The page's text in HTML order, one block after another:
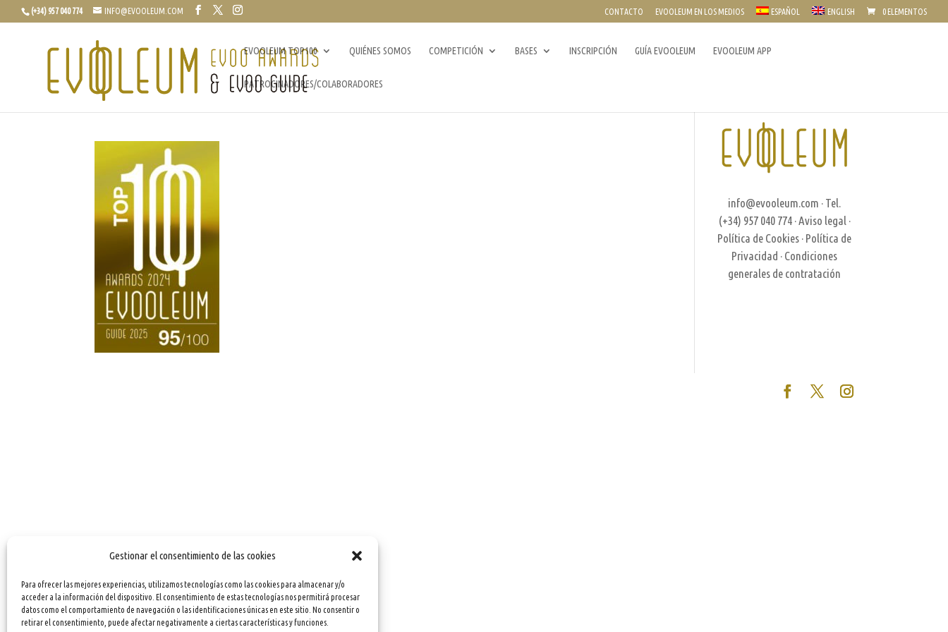
Gestionar el consentimiento de las cookies
Para ofrecer las mejores experiencias, utilizamos tecnologías como las cookies para almacenar y/o
acceder a la información del dispositivo. El consentimiento de estas tecnologías nos permitirá procesar
datos como el comportamiento de navegación o las identificaciones únicas en este sitio. No consentir o
retirar el consentimiento, puede afectar negativamente a ciertas características y funciones.
(+34) 957 040 774 INFO@EVOOLEUM.COM CONTACTO EVOOLEUM EN LOS MEDIOS ESPAÑOL ENGLISH 0 ELEMENTOS
EVOOLEUM TOP100 QUIÉNES SOMOS COMPETICIÓN BASES INSCRIPCIÓN GUÍA EVOOLEUM EVOOLEUM APP
PATROCINADORES/COLABORADORES
info@evooleum.com · Tel.
(+34) 957 040 774 · Aviso legal ·
Política de Cookies · Política de
Privacidad · Condiciones
generales de contratación